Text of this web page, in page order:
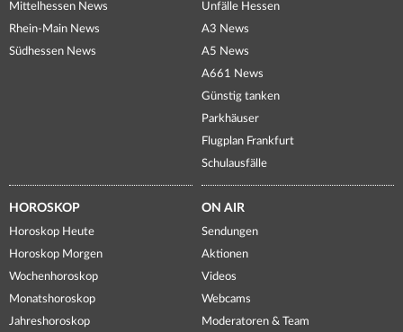
Mittelhessen News
Rhein-Main News
Südhessen News
Unfälle Hessen
A3 News
A5 News
A661 News
Günstig tanken
Parkhäuser
Flugplan Frankfurt
Schulausfälle
HOROSKOP
Horoskop Heute
Horoskop Morgen
Wochenhoroskop
Monatshoroskop
Jahreshoroskop
ON AIR
Sendungen
Aktionen
Videos
Webcams
Moderatoren & Team